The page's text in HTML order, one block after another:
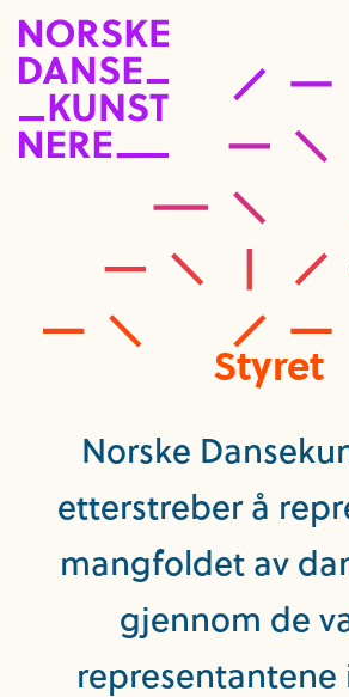
Styret
Norske
etterstreber å
mangfoldet av
gjennom de
representantene